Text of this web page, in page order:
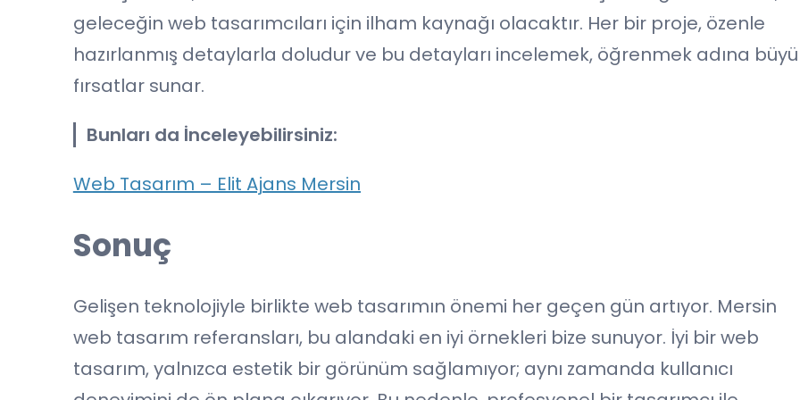
geleceğin web tasarımcıları için ilham kaynağı olacaktır. Her bir proje, özenle
hazırlanmış detaylarla doludur ve bu detayları incelemek, öğrenmek adına
fırsatlar sunar.
Bunları da İnceleyebilirsiniz:
Web Tasarım – Elit Ajans Mersin
Sonuç
Gelişen teknolojiyle birlikte web tasarımın önemi her geçen gün artıyor. Mersin
web tasarım referansları, bu alandaki en iyi örnekleri bize sunuyor. İyi bir web
tasarım, yalnızca estetik bir görünüm sağlamıyor; aynı zamanda kullanıcı